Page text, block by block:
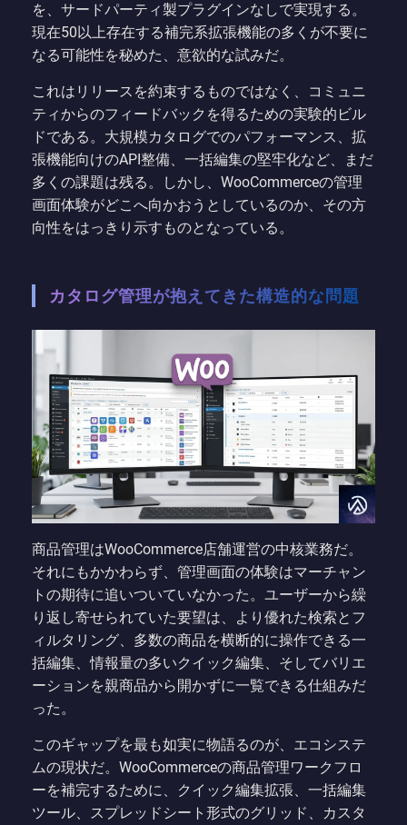
を、サードパーティ製プラグインなしで実現する。
現在50以上存在する補完系拡張機能の多くが不要に
なる可能性を秘めた、意欲的な試みだ。
これはリリースを約束するものではなく、コミュニ
ティからのフィードバックを得るための実験的ビル
ドである。大規模カタログでのパフォーマンス、拡
張機能向けのAPI整備、一括編集の堅牢化など、まだ
多くの課題は残る。しかし、WooCommerceの管理
画面体験がどこへ向かおうとしているのか、その方
向性をはっきり示すものとなっている。
カタログ管理が抱えてきた構造的な問題
商品管理はWooCommerce店舗運営の中核業務だ。
それにもかかわらず、管理画面の体験はマーチャン
トの期待に追いついていなかった。ユーザーから繰
り返し寄せられていた要望は、より優れた検索とフ
ィルタリング、多数の商品を横断的に操作できる一
括編集、情報量の多いクイック編集、そしてバリエ
ーションを親商品から開かずに一覧できる仕組みだ
った。
このギャップを最も如実に物語るのが、エコシステ
ムの現状だ。WooCommerceの商品管理ワークフロ
ーを補完するために、クイック編集拡張、一括編集
ツール、スプレッドシート形式のグリッド、カスタ